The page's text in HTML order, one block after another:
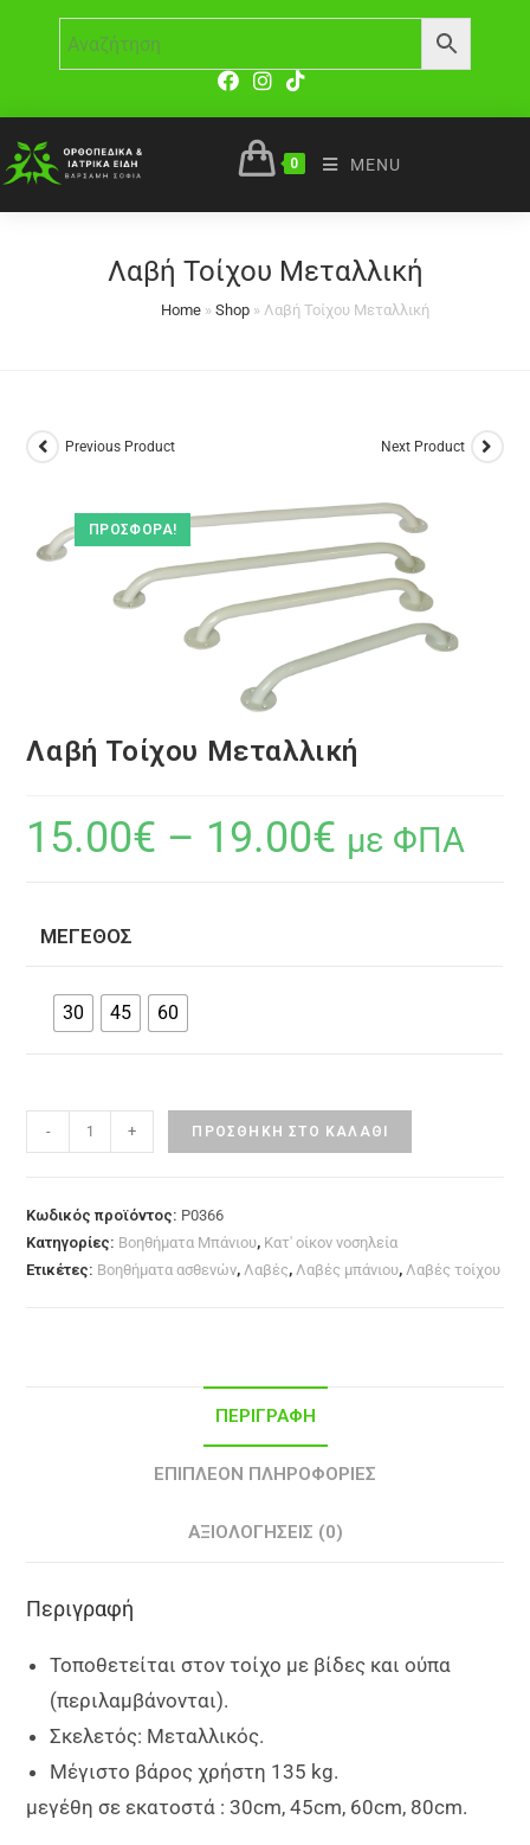
0 MENU
Λαβή Τοίχου Μεταλλική
Home» Shop» Λαβή Τοίχου Μεταλλική
ΠΡΟΣΦΟΡΆ!
Previous Product Next Product
Λαβή Τοίχου Μεταλλική
15.00€ – 19.00€ με ΦΠΑ
ΜΈΓΕΘΟΣ
30 45 60
- + ΠΡΟΣΘΉΚΗ ΣΤΟ ΚΑΛΆΘΙ
Κωδικός προϊόντος: P0366
Κατηγορίες: Βοηθήματα Μπάνιου, Κατ' οίκον νοσηλεία
Ετικέτες: Βοηθήματα ασθενών,Λαβές,Λαβές μπάνιου,Λαβές τοίχου
ΠΕΡΙΓΡΑΦΉ
ΕΠΙΠΛΈΟΝ ΠΛΗΡΟΦΟΡΊΕΣ
ΑΞΙΟΛΟΓΉΣΕΙΣ (0)
Περιγραφή
Τοποθετείται στον τοίχο με βίδες και ούπα
(περιλαμβάνονται).
Σκελετός: Mεταλλικός.
Μέγιστο βάρος χρήστη 135 kg.
μεγέθη σε εκατοστά : 30cm, 45cm, 60cm, 80cm.